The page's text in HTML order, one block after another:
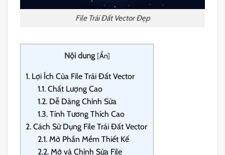
File Trái Đất Vector Đẹp
Nội dung [Ẩn]
1. Lợi Ích Của File Trái Đất Vector
1.1. Chất Lượng Cao
1.2. Dễ Dàng Chỉnh Sửa
1.3. Tính Tương Thích Cao
2. Cách Sử Dụng File Trái Đất Vector
2.1. Mở Phần Mềm Thiết Kế
2.2. Mở và Chỉnh Sửa File